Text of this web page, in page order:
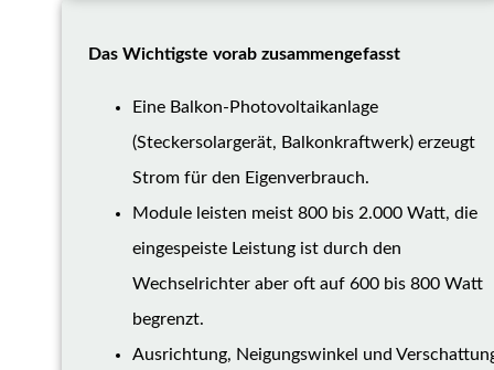
Das Wichtigste vorab zusammengefasst
Eine Balkon-Photovoltaikanlage
(Steckersolargerät, Balkonkraftwerk) erzeugt
Strom für den Eigenverbrauch.
Module leisten meist 800 bis 2.000 Watt, die
eingespeiste Leistung ist durch den
Wechselrichter aber oft auf 600 bis 800 Watt
begrenzt.
Ausrichtung, Neigungswinkel und